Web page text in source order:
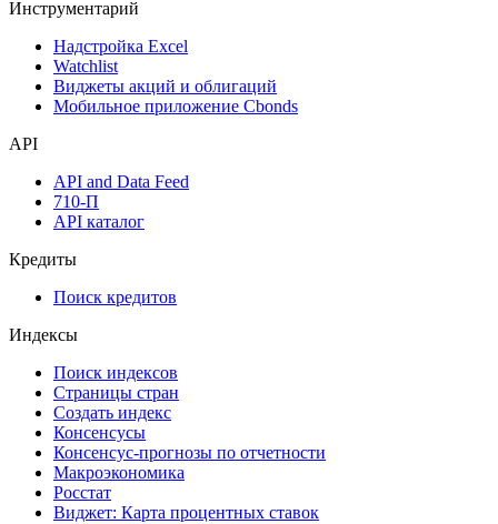
Инструментарий
Надстройка Excel
Watchlist
Виджеты акций и облигаций
Мобильное приложение Cbonds
API
API and Data Feed
710-П
API каталог
Кредиты
Поиск кредитов
Индексы
Поиск индексов
Страницы стран
Создать индекс
Консенсусы
Консенсус-прогнозы по отчетности
Макроэкономика
Росстат
Виджет: Карта процентных ставок